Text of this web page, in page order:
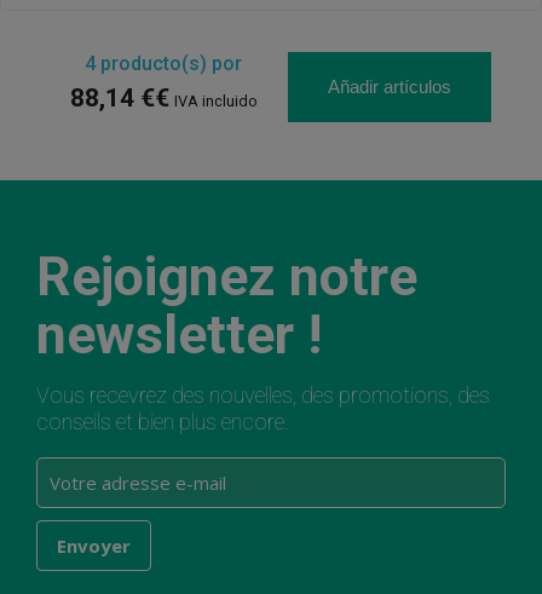
4producto(s) por
88,14 €€ IVA incluido
Añadir artículos
Rejoignez notre
newsletter !
Vous recevrez des nouvelles, des promotions, des
conseils et bien plus encore.